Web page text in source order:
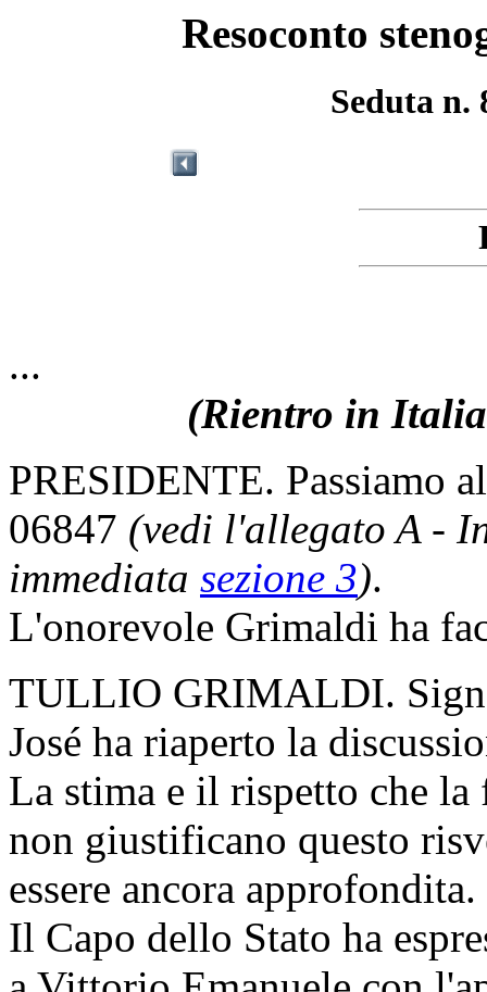
Resoconto
Seduta n.
...
(Rientro in
PRESIDENTE. Passiamo
06847 (vedi l'allegato A -
immediata sezione 3).
L'onorevole Grimaldi ha
TULLIO GRIMALDI.
José ha riaperto la
La stima e il rispetto che la
non giustificano questo
essere ancora approfondita.
Il Capo dello Stato ha